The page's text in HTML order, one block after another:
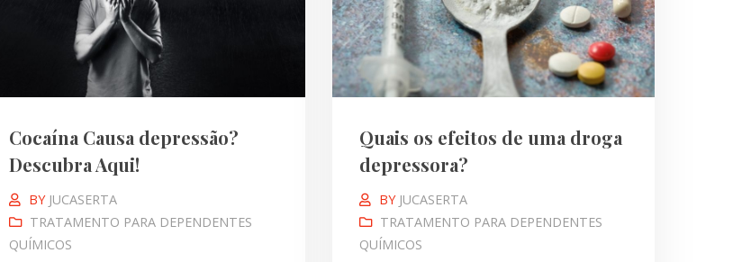
Cocaína Causa depressão?
Descubra Aqui!
BY JUCASERTA
TRATAMENTO PARA DEPENDENTES
QUÍMICOS
Quais os efeitos de uma droga
depressora?
BY JUCASERTA
TRATAMENTO PARA DEPENDENTES
QUÍMICOS